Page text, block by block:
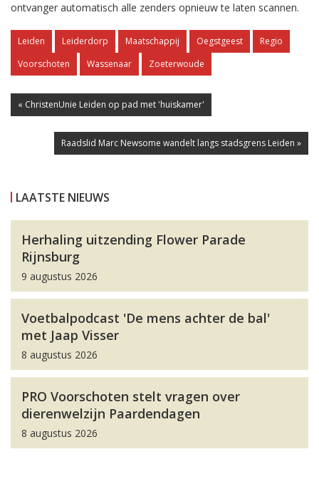
ontvanger automatisch alle zenders opnieuw te laten scannen.
Leiden Leiderdorp Maatschappij Oegstgeest
Regio
Voorschoten
Wassenaar Zoeterwoude
« ChristenUnie Leiden op pad met 'huiskamer'
Raadslid Marc Newsome wandelt langs stadsgrens Leiden »
LAATSTE NIEUWS
Herhaling uitzending Flower Parade
Rijnsburg
9 augustus 2026
Voetbalpodcast 'De mens achter de bal'
met Jaap Visser
8 augustus 2026
PRO Voorschoten stelt vragen over
dierenwelzijn Paardendagen
8 augustus 2026